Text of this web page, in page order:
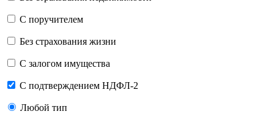
C поручителем
Без страхования жизни
С залогом имущества
С подтверждением НДФЛ-2
Любой тип